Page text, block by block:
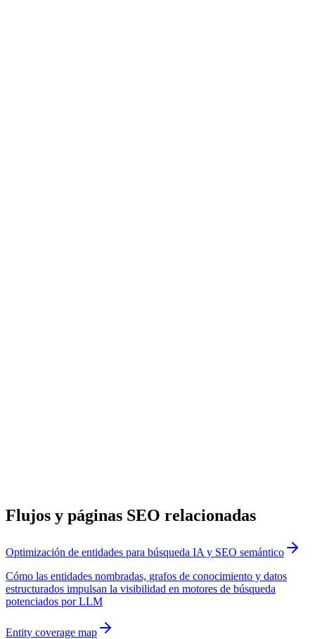
Flujos y páginas SEO relacionadas
Optimización de entidades para búsqueda IA y SEO semántico
Cómo las entidades nombradas, grafos de conocimiento y datos
estructurados impulsan la visibilidad en motores de búsqueda
potenciados por LLM
Entity coverage map